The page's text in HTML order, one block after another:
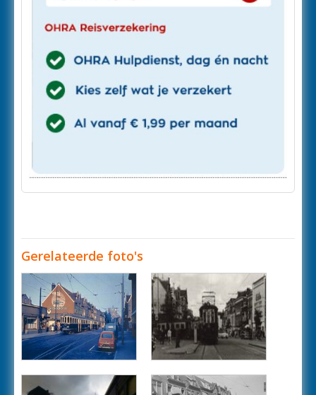
Gerelateerde foto's